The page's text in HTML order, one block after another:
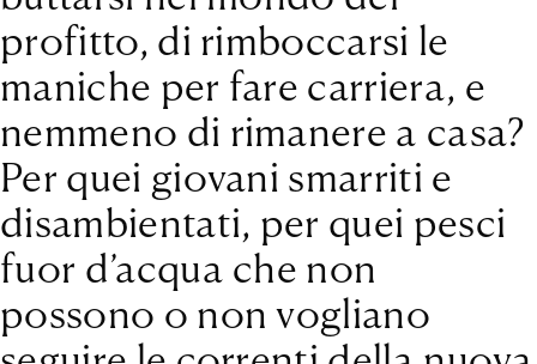
profitto, di rimboccarsi le
maniche per fare carriera, e
nemmeno di rimanere a casa?
Per quei giovani smarriti e
disambientati, per quei pesci
fuor d’acqua che non
possono o non vogliano